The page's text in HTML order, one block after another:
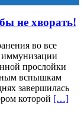
не хворать!
во все
иммунизации
прослойки
вспышкам
завершилась
которой […]